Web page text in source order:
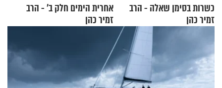
כשרות בסימן שאלה - הרב
זמיר כהן
אחרית הימים חלק ב’ - הרב
זמיר כהן